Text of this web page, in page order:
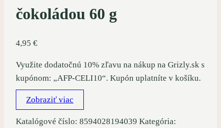
čokoládou 60 g
4,95 €
Využite dodatočnú 10% zľavu na nákup na Grizly.sk s
kupónom: „AFP-CELI10“. Kupón uplatníte v košíku.
Zobraziť viac
Katalógové číslo: 8594028194039 Kategória: